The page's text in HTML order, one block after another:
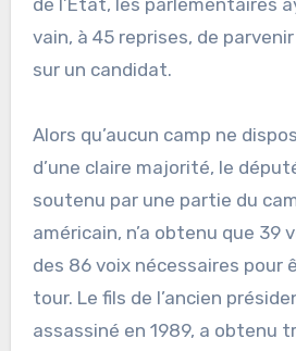
de l’Etat, les parlementaires
vain, à 45 reprises, de
sur un candidat.
Alors qu’aucun camp ne
d’une claire majorité, le
soutenu par une partie du
américain, n’a obtenu que 39
des 86 voix nécessaires pour
tour. Le fils de l’ancien
assassiné en 1989, a obtenu